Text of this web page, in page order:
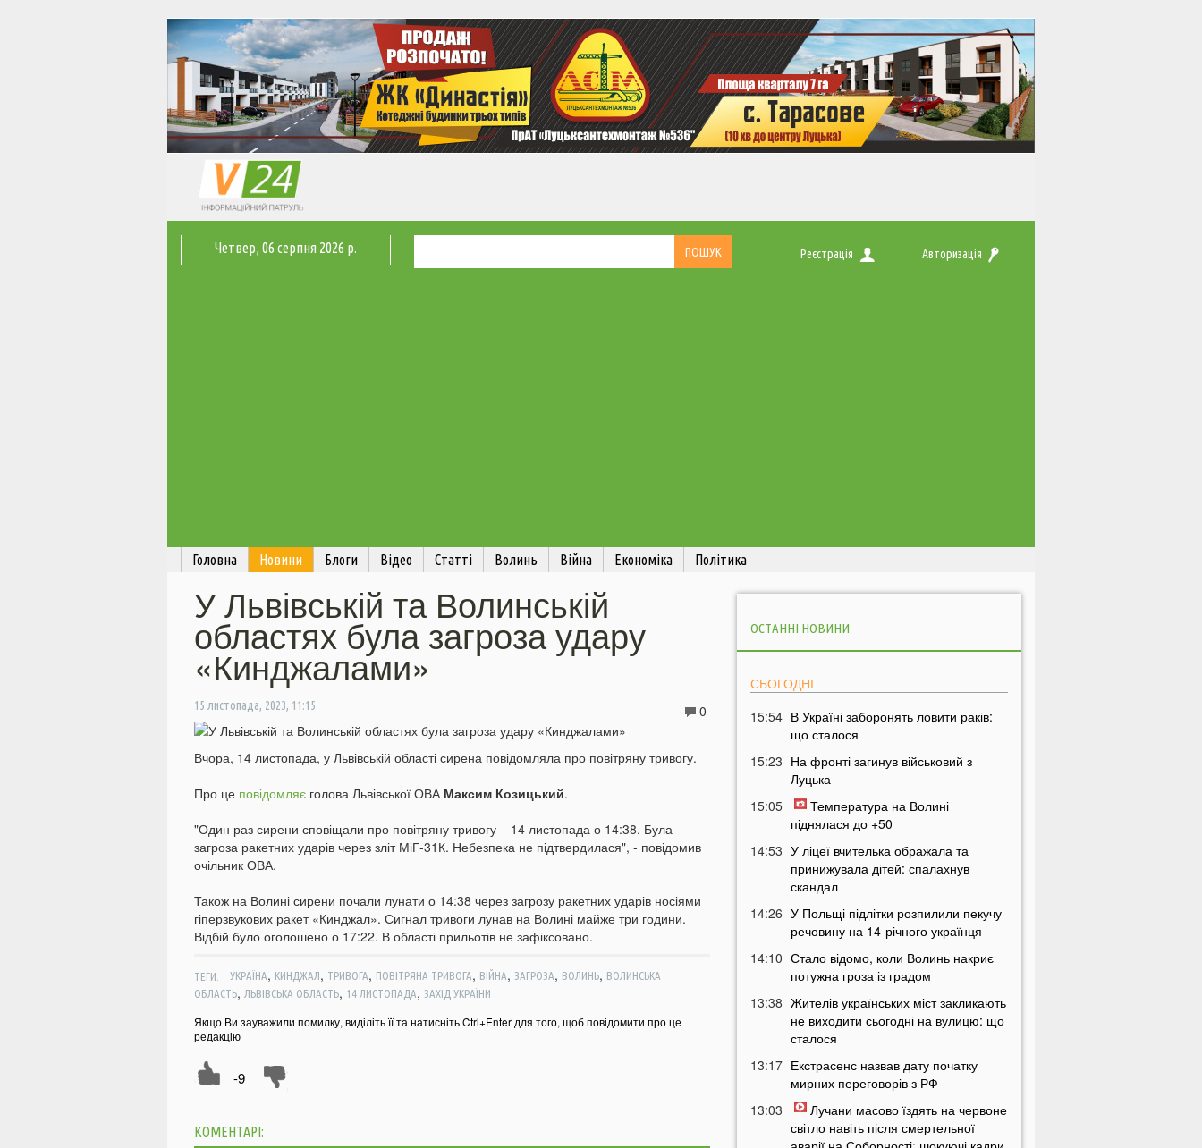
Четвер, 06 серпня 2026 р. Реєстрація Авторизація
Головна Новини Блоги Відео Статті Волинь Війна Економіка Політика
У Львівській та Волинській
областях була загроза удару
«Кинджалами»
15 листопада, 2023, 11:15 0
Вчора, 14 листопада, у Львівській області сирена повідомляла про повітряну тривогу.
Про це повідомляє голова Львівської ОВА Максим Козицький.
"Один раз сирени сповіщали про повітряну тривогу – 14 листопада о 14:38. Була
загроза ракетних ударів через зліт МіГ-31К. Небезпека не підтвердилася", - повідомив
очільник ОВА.
Також на Волині сирени почали лунати о 14:38 через загрозу ракетних ударів носіями
гіперзвукових ракет «Кинджал». Сигнал тривоги лунав на Волині майже три години.
Відбій було оголошено о 17:22. В області прильотів не зафіксовано.
ТЕГИ: УКРАЇНА, КИНДЖАЛ, ТРИВОГА, ПОВІТРЯНА ТРИВОГА, ВІЙНА, ЗАГРОЗА, ВОЛИНЬ, ВОЛИНСЬКА
ОБЛАСТЬ, ЛЬВІВСЬКА ОБЛАСТЬ, 14 ЛИСТОПАДА, ЗАХІД УКРАЇНИ
Якщо Ви зауважили помилку, виділіть її та натисніть Ctrl+Enter для того, щоб повідомити про це
редакцію
-9
КОМЕНТАРІ:
ОСТАННІ НОВИНИ
СЬОГОДНІ
15:54 В Україні заборонять ловити раків:
що сталося
15:23 На фронті загинув військовий з
Луцька
15:05
Температура на Волині
піднялася до +50
14:53 У ліцеї вчителька ображала та
принижувала дітей: спалахнув
скандал
14:26 У Польщі підлітки розпилили пекучу
речовину на 14-річного українця
14:10 Стало відомо, коли Волинь накриє
потужна гроза із градом
13:38 Жителів українських міст закликають
не виходити сьогодні на вулицю: що
сталося
13:17 Екстрасенс назвав дату початку
мирних переговорів з РФ
13:03
Лучани масово їздять на червоне
світло навіть після смертельної